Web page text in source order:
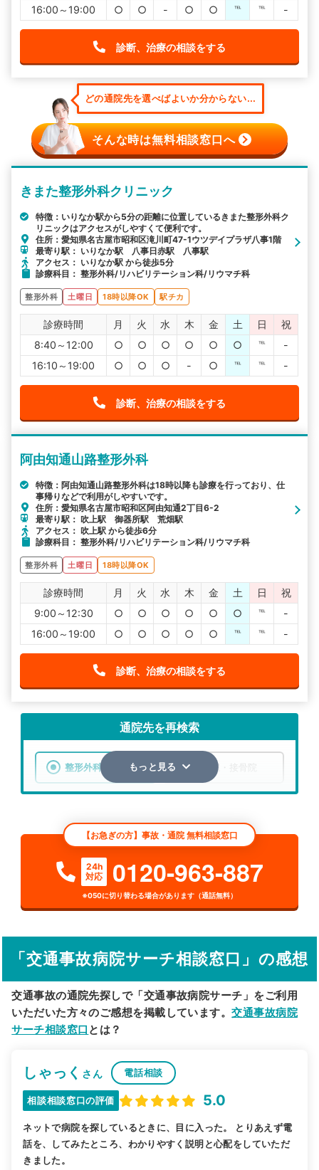
16:00～19:00
○ ○ - ○ ○ ℡ ℡ -
診断、治療の相談をする
どの通院先を選べばよいか分からない...
そんな時は無料相談窓口へ
きまた整形外科クリニック
特徴：いりなか駅から5分の距離に位置しているきまた整形外科ク
リニックはアクセスがしやすくて便利です。
住所：愛知県名古屋市昭和区滝川町47-1ウツデイプラザ八事1階
最寄り駅： いりなか駅 八事日赤駅 八事駅
アクセス： いりなか駅 から徒歩5分
診療科目： 整形外科/リハビリテーション科/リウマチ科
整形外科 土曜日 18時以降OK 駅チカ
診療時間 月 火 水 木 金 土 日
祝
8:40～12:00
○ ○ ○ ○ ○ ○ ℡
-
16:10～19:00
○ ○ ○ - ○ ℡ ℡ -
診断、治療の相談をする
阿由知通山路整形外科
特徴：阿由知通山路整形外科は18時以降も診療を行っており、仕
事帰りなどで利用がしやすいです。
住所：愛知県名古屋市昭和区阿由知通2丁目6-2
最寄り駅： 吹上駅 御器所駅 荒畑駅
アクセス： 吹上駅 から徒歩6分
診療科目： 整形外科/リハビリテーション科/リウマチ科
整形外科 土曜日 18時以降OK
診療時間 月 火 水 木 金 土 日
祝
9:00～12:30
○ ○ ○ ○ ○ ○ ℡
-
16:00～19:00
○ ○ ○ ○ ○ ℡ ℡ -
診断、治療の相談をする
通院先を再検索
整形外科 整骨院・接骨院
検索する
詳細条件で絞り込む
その他の検索方法
駅から探す 院名から探す
もっと見る
【お急ぎの方】事故・通院 無料相談窓口
24h
対応
0120-963-887
※050に切り替わる場合があります（通話無料）
「交通事故病院サーチ相談窓口」の感想
交通事故の通院先探しで「交通事故病院サーチ」をご利用
いただいた方々のご感想を掲載しています。交通事故病院
サーチ相談窓口 とは？
しゃっく さん 電話相談
相談相談窓口の評価 5.0
ネットで病院を探しているときに、目に入った。 とりあえず電
話を、してみたところ、わかりやすく説明と心配をしていただ
きました。